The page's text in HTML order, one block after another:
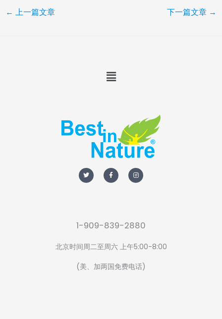
← 上一篇文章 下一篇文章 →
Menu
w
i
t
a
c
e
n
s
t
1-909-839-2880
北京时间周二至周六 上午5:00-8:00
(美、加两国免费电话)